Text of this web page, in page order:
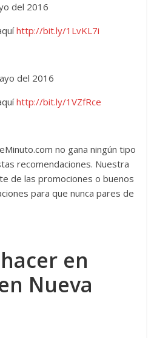
del 2016
http://bit.ly/1LvKL7i
del 2016
http://bit.ly/1VZfRce
no gana ningún tipo
recomendaciones. Nuestra
de las promociones o buenos
para que nunca pares de
en
Nueva